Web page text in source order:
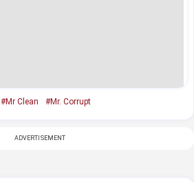
#Mr Clean #Mr. Corrupt
ADVERTISEMENT